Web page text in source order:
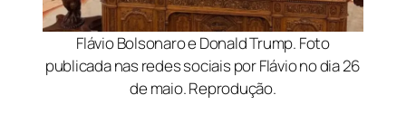
Flávio Bolsonaro e Donald Trump. Foto
publicada nas redes sociais por Flávio no dia 26
de maio. Reprodução.